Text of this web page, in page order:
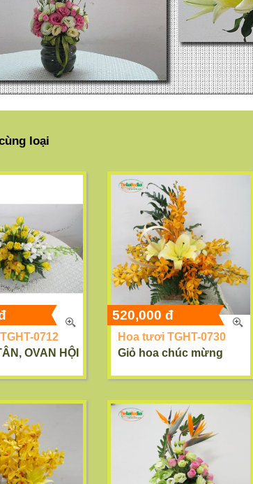
loại
0712
OVAN HỘI
Hoa tươi TGHT-0730
Giỏ hoa chúc mừng
520,000 đ